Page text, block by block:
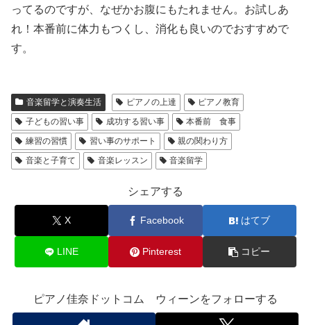
ってるのですが、なぜかお腹にもたれません。お試しあ
れ！本番前に体力もつくし、消化も良いのでおすすめで
す。
音楽留学と演奏生活 ピアノの上達
ピアノ教育
子どもの習い事
成功する習い事
本番前 食事
練習の習慣
習い事のサポート
親の関わり方
音楽と子育て
音楽レッスン 音楽留学
シェアする
X Facebook はてブ
LINE Pinterest コピー
ピアノ佳奈ドットコム ウィーンをフォローする